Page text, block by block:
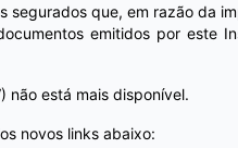
que, em razão da
emitidos por este
não está mais disponível.
novos links abaixo: